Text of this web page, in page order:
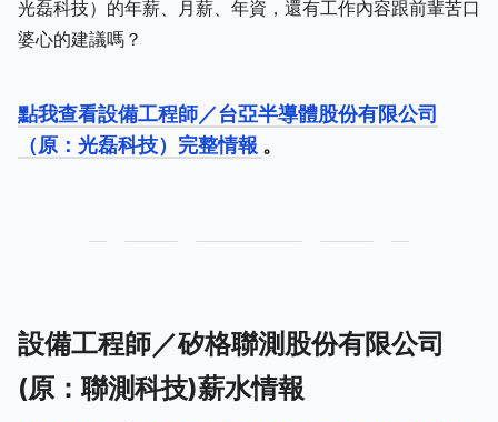
光磊科技）的年薪、月薪、年資，還有工作內容跟前輩苦口
婆心的建議嗎？
點我查看設備工程師／台亞半導體股份有限公司
（原：光磊科技）完整情報 。
設備工程師／矽格聯測股份有限公司
(原：聯測科技)薪水情報